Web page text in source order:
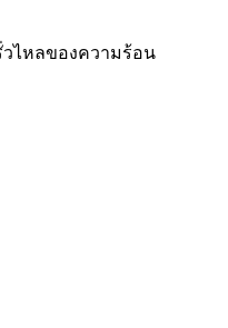
ไหลของความร้อน